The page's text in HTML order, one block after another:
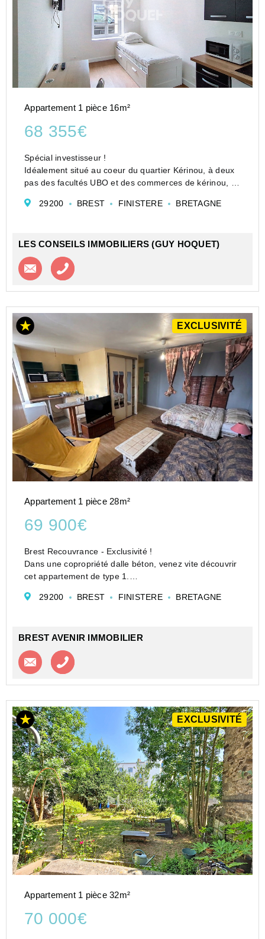
Appartement 1 pièce 16m²
68 355€
Spécial investisseur !
Idéalement situé au coeur du quartier Kérinou, à deux
pas des facultés UBO et des commerces de kérinou, ce
de vie avec kitchenette équipée et d'une salle d'eau.
29200 BREST FINISTERE BRETAGNE
LES CONSEILS IMMOBILIERS (GUY HOQUET)
Contacter l'agence
EXCLUSIVITÉ
Appartement 1 pièce 28m²
69 900€
Brest Recouvrance - Exclusivité !
Dans une copropriété dalle béton, venez vite découvrir
cet appartement de type 1.
au même locataire (350 Euro charges comprises).
29200 BREST FINISTERE BRETAGNE
BREST AVENIR IMMOBILIER
Contacter l'agence
EXCLUSIVITÉ
Appartement 1 pièce 32m²
70 000€